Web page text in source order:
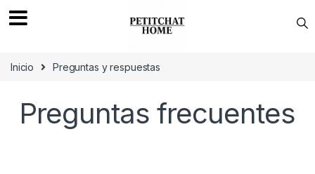
Inicio Preguntas y respuestas
Preguntas frecuentes